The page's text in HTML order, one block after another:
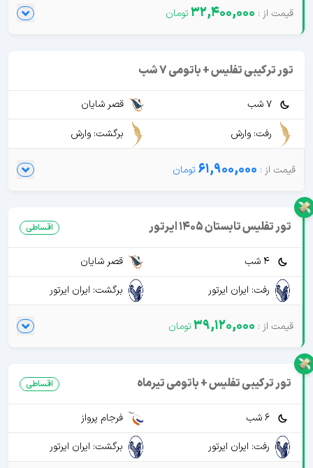
32,400,000
تور ترکیبی تفلیس + باتومی 7 شب
7 شب
قصر شایان
رفت: وارش
برگشت: وارش
61,900,000
تور تفلیس تابستان 1405 ایرتور اقساطی
4 شب
قصر شایان
رفت: ایران ایرتور
برگشت: ایران ایرتور
39,120,000
تور ترکیبی تفلیس + باتومی تیرماه اقساطی
6 شب
فرجام پرواز
رفت: ایران ایرتور
برگشت: ایران ایرتور